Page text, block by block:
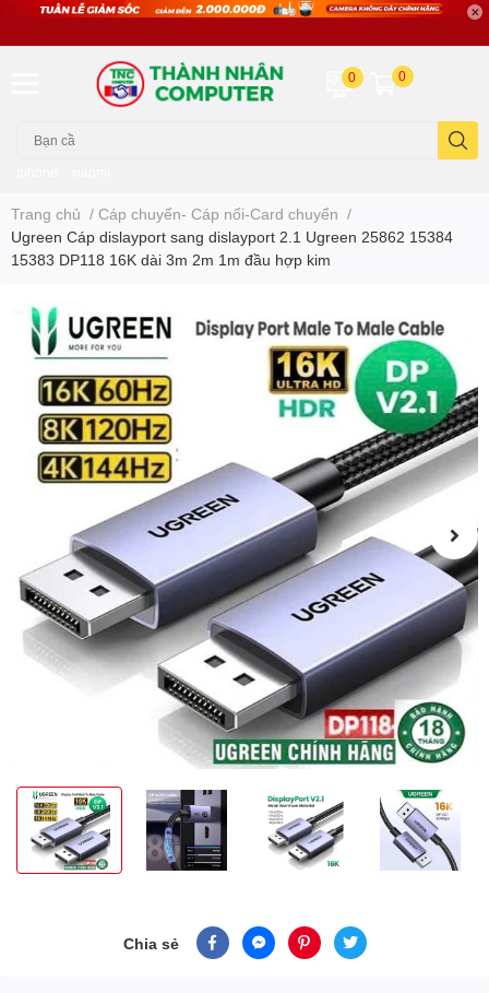
0 0
Trang chủ / Cáp chuyển- Cáp nối-Card chuyển /
Ugreen Cáp dislayport sang dislayport 2.1 Ugreen 25862 15384
15383 DP118 16K dài 3m 2m 1m đầu hợp kim
Chia sẻ